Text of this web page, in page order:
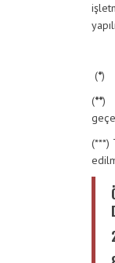
(*)
(**)
(***)